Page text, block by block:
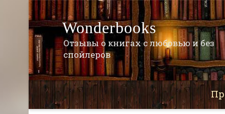
Wonderbooks
Отзывы о книгах с любовью и без
спойлеров